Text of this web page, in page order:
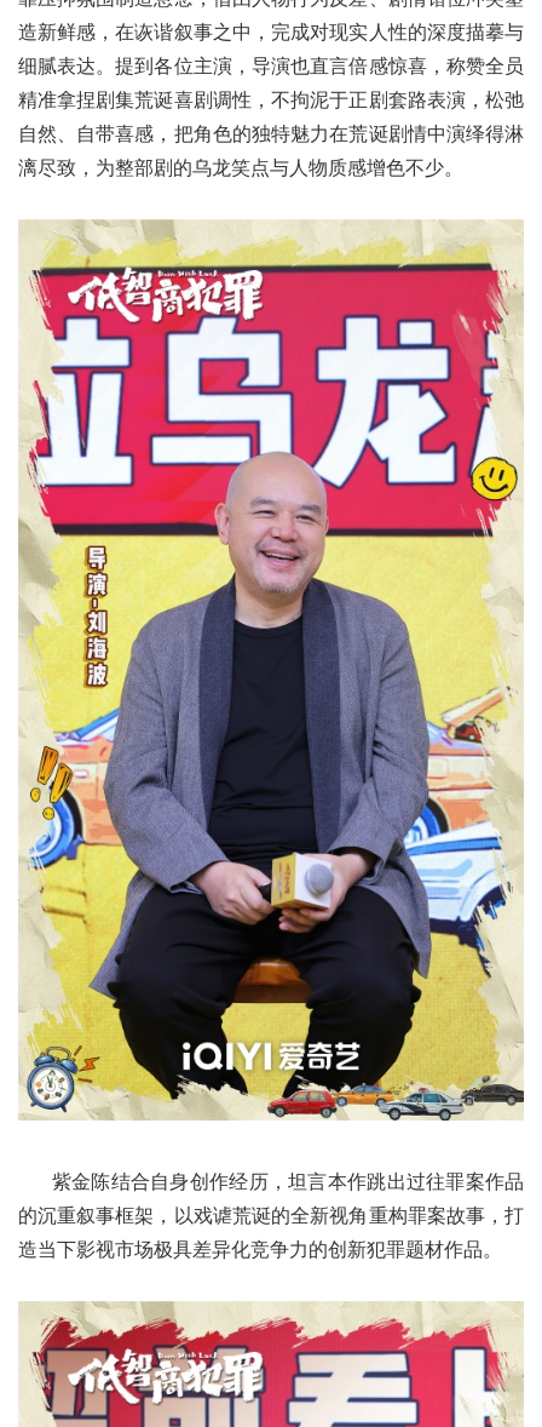
造新鲜感，在诙谐叙事之中，完成对现实人性的深度描摹与
细腻表达。提到各位主演，导演也直言倍感惊喜，称赞全员
精准拿捏剧集荒诞喜剧调性，不拘泥于正剧套路表演，松弛
自然、自带喜感，把角色的独特魅力在荒诞剧情中演绎得淋
漓尽致，为整部剧的乌龙笑点与人物质感增色不少。
紫金陈结合自身创作经历，坦言本作跳出过往罪案作品
的沉重叙事框架，以戏谑荒诞的全新视角重构罪案故事，打
造当下影视市场极具差异化竞争力的创新犯罪题材作品。